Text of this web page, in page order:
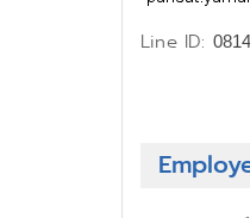
Line ID: